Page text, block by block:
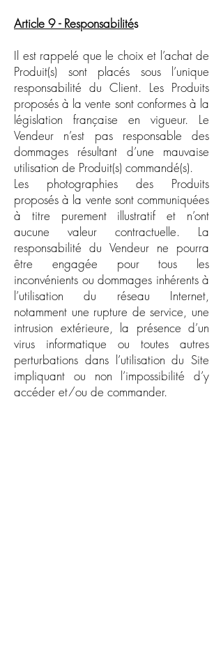
Article 9 - Responsabilités
Il est rappelé que le choix et l’achat de
Produit(s) sont placés sous l’unique
responsabilité du Client. Les Produits
proposés à la vente sont conformes à la
législation française en vigueur. Le
Vendeur n’est pas responsable des
dommages résultant d’une mauvaise
utilisation de Produit(s) commandé(s).
Les photographies des Produits
proposés à la vente sont communiquées
à titre purement illustratif et n’ont
aucune valeur contractuelle. La
responsabilité du Vendeur ne pourra
être engagée pour tous les
inconvénients ou dommages inhérents à
l’utilisation du réseau Internet,
notamment une rupture de service, une
intrusion extérieure, la présence d’un
virus informatique ou toutes autres
perturbations dans l’utilisation du Site
impliquant ou non l’impossibilité d’y
accéder et/ou de commander.